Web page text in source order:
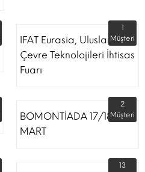
IFAT Eurasia, Uluslararası
Çevre Teknolojileri İhtisas
Fuarı
1
Müşteri
BOMONTİADA 17/18
MART
2
Müşteri
13